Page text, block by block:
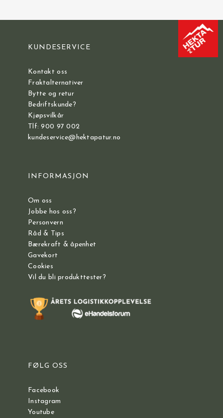
KUNDESERVICE
Kontakt oss
Fraktalternativer
Bytte og retur
Bedriftskunde?
Kjøpsvilkår
Tlf: 900 97 002
kundeservice@hektapatur.no
INFORMASJON
Om oss
Jobbe hos oss?
Personvern
Råd & Tips
Bærekraft & åpenhet
Gavekort
Cookies
Vil du bli produkttester?
FØLG OSS
Facebook
Instagram
Youtube